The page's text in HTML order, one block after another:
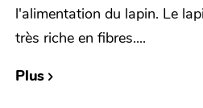
l'alimentation du lapin. Le
très riche en fibres....
Plus